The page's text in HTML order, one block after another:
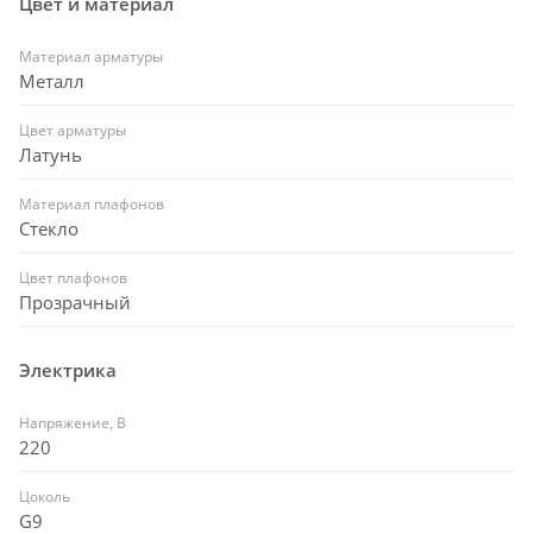
Материал арматуры
Металл
Цвет арматуры
Латунь
Материал плафонов
Стекло
Цвет плафонов
Прозрачный
Электрика
Напряжение, В
220
Цоколь
G9